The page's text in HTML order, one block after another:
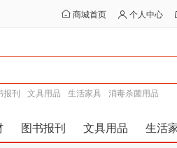
商城首页 个人中心
报刊 文具用品 生活家具 消毒杀菌用品
图书报刊 文具用品 生活